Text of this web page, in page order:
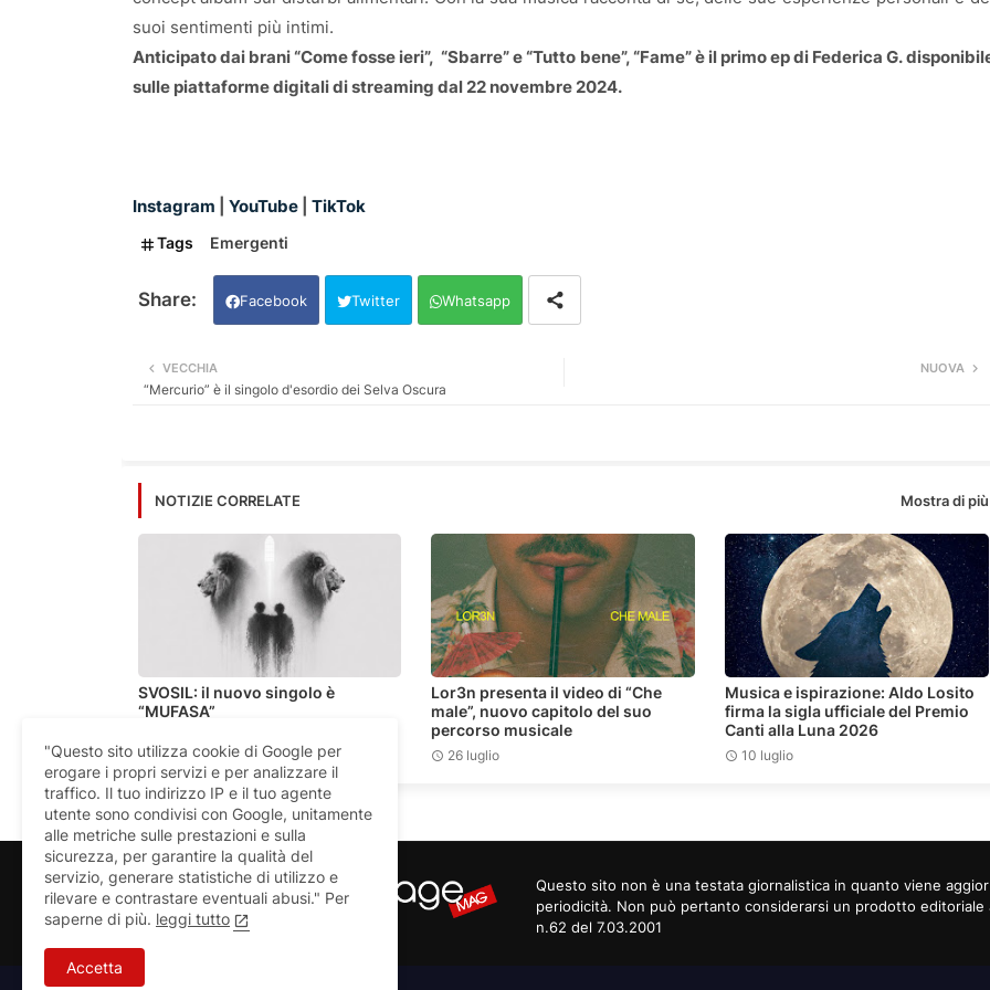
suoi sentimenti più intimi.
Anticipato dai brani “Come fosse ieri”, “Sbarre” e “Tutto bene”, “Fame” è il primo ep di Federica G.
sulle piattaforme digitali di streaming dal 22 novembre 2024.
Instagram YouTube| TikTok
Tags Emergenti
Facebook Twitter Whatsapp
NUOVA
VECCHIA
“Mercurio” è il singolo d'esordio dei Selva Oscura
NOTIZIE CORRELATE Mostra di più
SVOSIL: il nuovo singolo è
“MUFASA”
Lor3n presenta il video di “Che
male”, nuovo capitolo del suo
percorso musicale
26 luglio
Musica e ispirazione: Aldo Losito
firma la sigla ufficiale del Premio
Canti alla Luna 2026
10 luglio
Questo sito non è una testata giornalistica in quanto viene
periodicità. Non può pertanto considerarsi un prodotto editoriale
n.62 del 7.03.2001
"Questo sito utilizza cookie di Google per
erogare i propri servizi e per analizzare il
traffico. Il tuo indirizzo IP e il tuo agente
utente sono condivisi con Google, unitamente
alle metriche sulle prestazioni e sulla
sicurezza, per garantire la qualità del
servizio, generare statistiche di utilizzo e
rilevare e contrastare eventuali abusi." Per
saperne di più. leggi tutto
Accetta